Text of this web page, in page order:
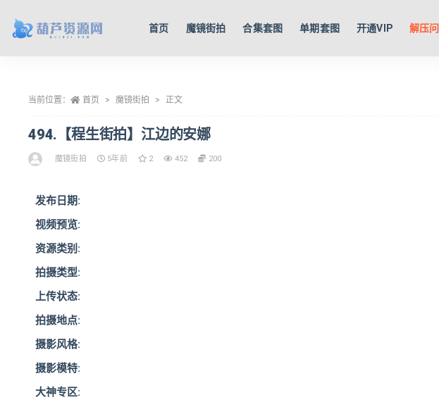
首页 魔镜街拍 合集套图 单期套图 开通VIP 解压
当前位置： 首页 魔镜街拍 正文
494.【程生街拍】江边的安娜
魔镜街拍 5年前 2 452 200
发布日期:
视频预览:
资源类别:
拍摄类型:
上传状态:
拍摄地点:
摄影风格:
摄影模特:
大神专区:
全部